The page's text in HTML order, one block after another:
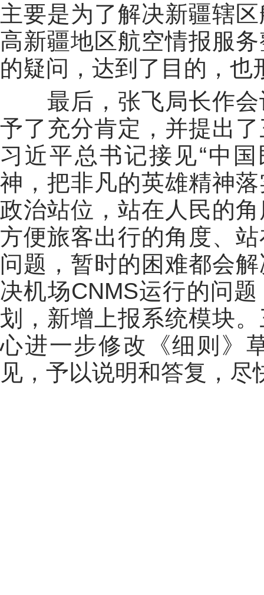
主要是为了解决新疆辖
高新疆地区航空情报服
的疑问，达到了目的，也
最后，张飞局长作
予了充分肯定，并提出
习近平总书记接见“中
神，把非凡的英雄精神
政治站位，站在人民的
方便旅客出行的角度、
问题，暂时的困难都会
决机场CNMS运行的问
划，新增上报系统模块
心进一步修改《细则》
见，予以说明和答复，